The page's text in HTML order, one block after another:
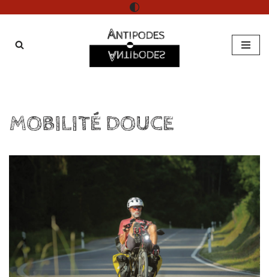
au
MOBILITÉ DOUCE